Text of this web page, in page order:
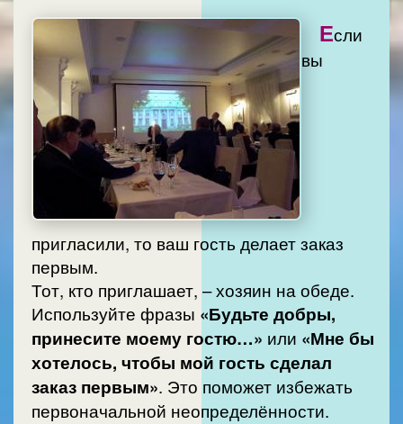
Если
вы
пригласили, то ваш гость делает заказ
первым.
Тот, кто приглашает, – хозяин на обеде.
Используйте фразы «Будьте добры,
принесите моему гостю…» или «Мне бы
хотелось, чтобы мой гость сделал
заказ первым». Это поможет избежать
первоначальной неопределённости.